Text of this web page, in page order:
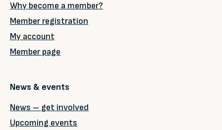
Why become a member?
Member registration
My account
Member page
News & events
News – get involved
Upcoming events